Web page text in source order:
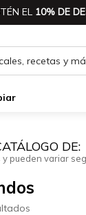
EL 10% DE
DE:
pueden variar